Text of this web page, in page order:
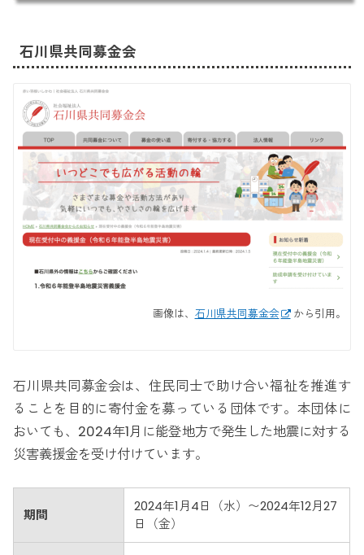
石川県共同募金会
画像は、 石川県共同募金会 から引用。
石川県共同募金会は、住民同士で助け合い福祉を推進す
ることを目的に寄付金を募っている団体です。本団体に
おいても、2024年1月に能登地方で発生した地震に対する
災害義援金を受け付けています。
期間
2024年1月4日（水）〜2024年12月27
日（金）